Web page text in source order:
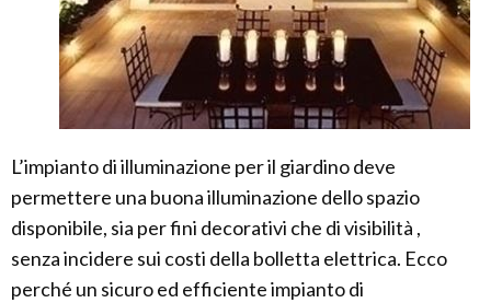
L’impianto di illuminazione per il giardino deve
permettere una buona illuminazione dello spazio
disponibile, sia per fini decorativi che di visibilità ,
senza incidere sui costi della bolletta elettrica. Ecco
perché un sicuro ed efficiente impianto di